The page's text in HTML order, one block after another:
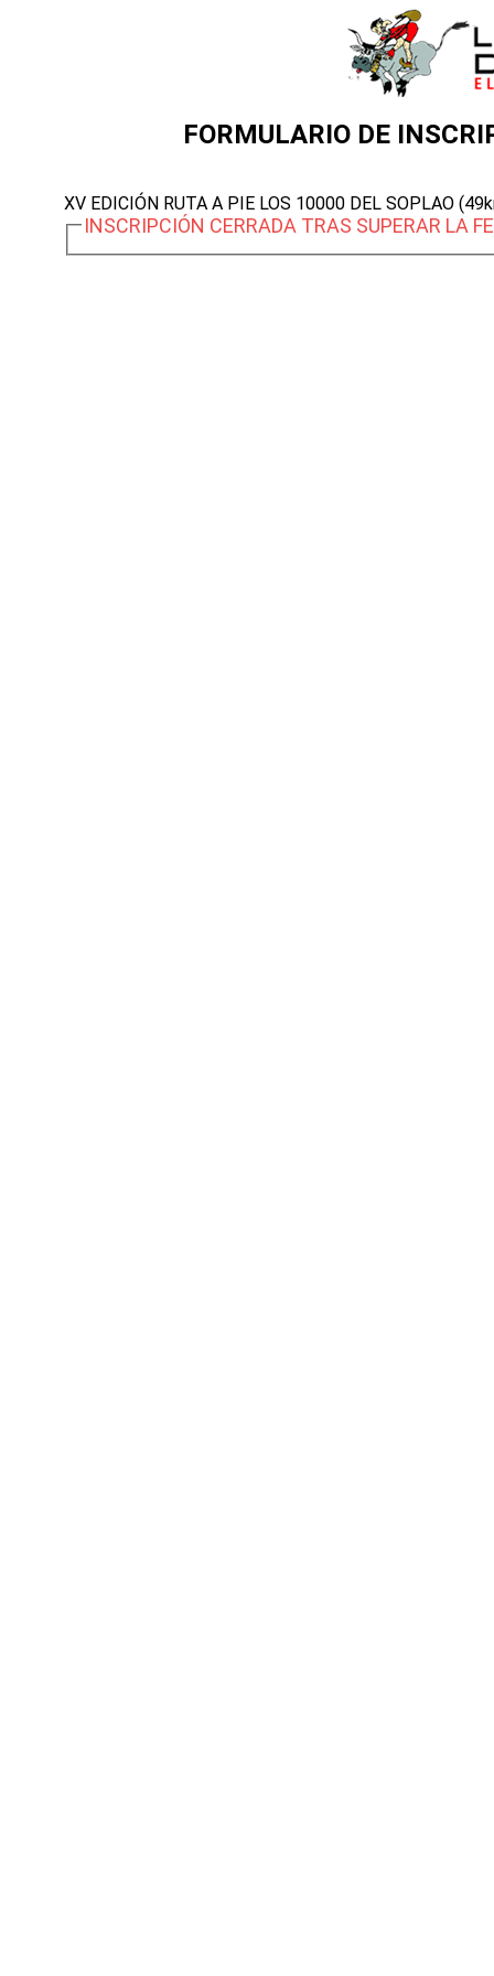
FORMULARIO DE
XV EDICIÓN RUTA A PIE LOS 10000 DEL SOPLAO
INSCRIPCIÓN CERRADA TRAS SUPERAR LA